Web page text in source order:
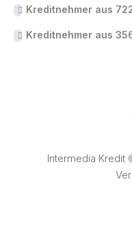
Kreditnehmer aus
Kreditnehmer aus
Intermedia Kredit